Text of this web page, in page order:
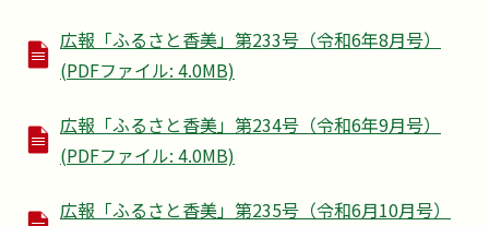
広報「ふるさと香美」第233号（令和6年8月号）
(PDFファイル: 4.0MB)
広報「ふるさと香美」第234号（令和6年9月号）
(PDFファイル: 4.0MB)
広報「ふるさと香美」第235号（令和6月10月号）